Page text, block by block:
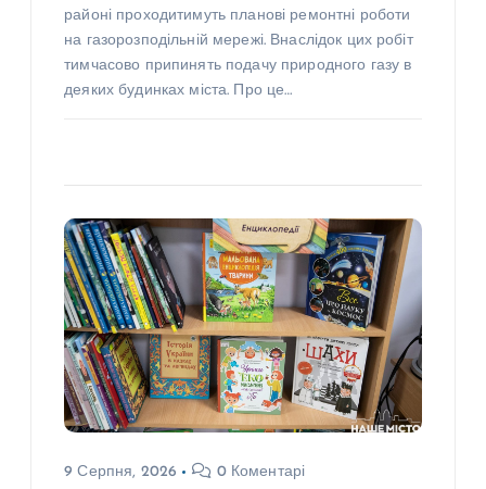
районі проходитимуть планові ремонтні роботи
на газорозподільній мережі. Внаслідок цих робіт
тимчасово припинять подачу природного газу в
деяких будинках міста. Про це…
9 Серпня, 2026 0 Коментарі